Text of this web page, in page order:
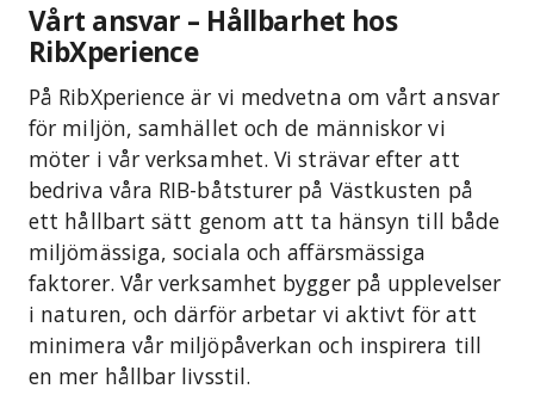
Vårt ansvar – Hållbarhet hos
RibXperience
På RibXperience är vi medvetna om vårt ansvar
för miljön, samhället och de människor vi
möter i vår verksamhet. Vi strävar efter att
bedriva våra RIB-båtsturer på Västkusten på
ett hållbart sätt genom att ta hänsyn till både
miljömässiga, sociala och affärsmässiga
faktorer. Vår verksamhet bygger på upplevelser
i naturen, och därför arbetar vi aktivt för att
minimera vår miljöpåverkan och inspirera till
en mer hållbar livsstil.